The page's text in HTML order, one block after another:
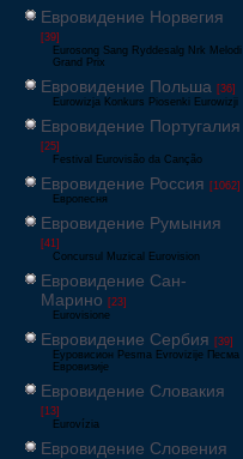
Евровидение Норвегия
[39]
Eurosong Sang Ryddesalg Nrk Melodi
Grand Prix
Евровидение Польша [36]
Eurowizja Konkurs Piosenki Eurowizji
Евровидение Португалия
[25]
Festival Eurovisão da Canção
Евровидение Россия [1062]
Европесня
Евровидение Румыния
[41]
Concursul Muzical Eurovision
Евровидение Сан-
Марино [23]
Eurovisione
Евровидение Сербия [39]
Еуровисион Pesma Evrovizije Песма
Евровизије
Евровидение Словакия
[13]
Eurovízia
Евровидение Словения